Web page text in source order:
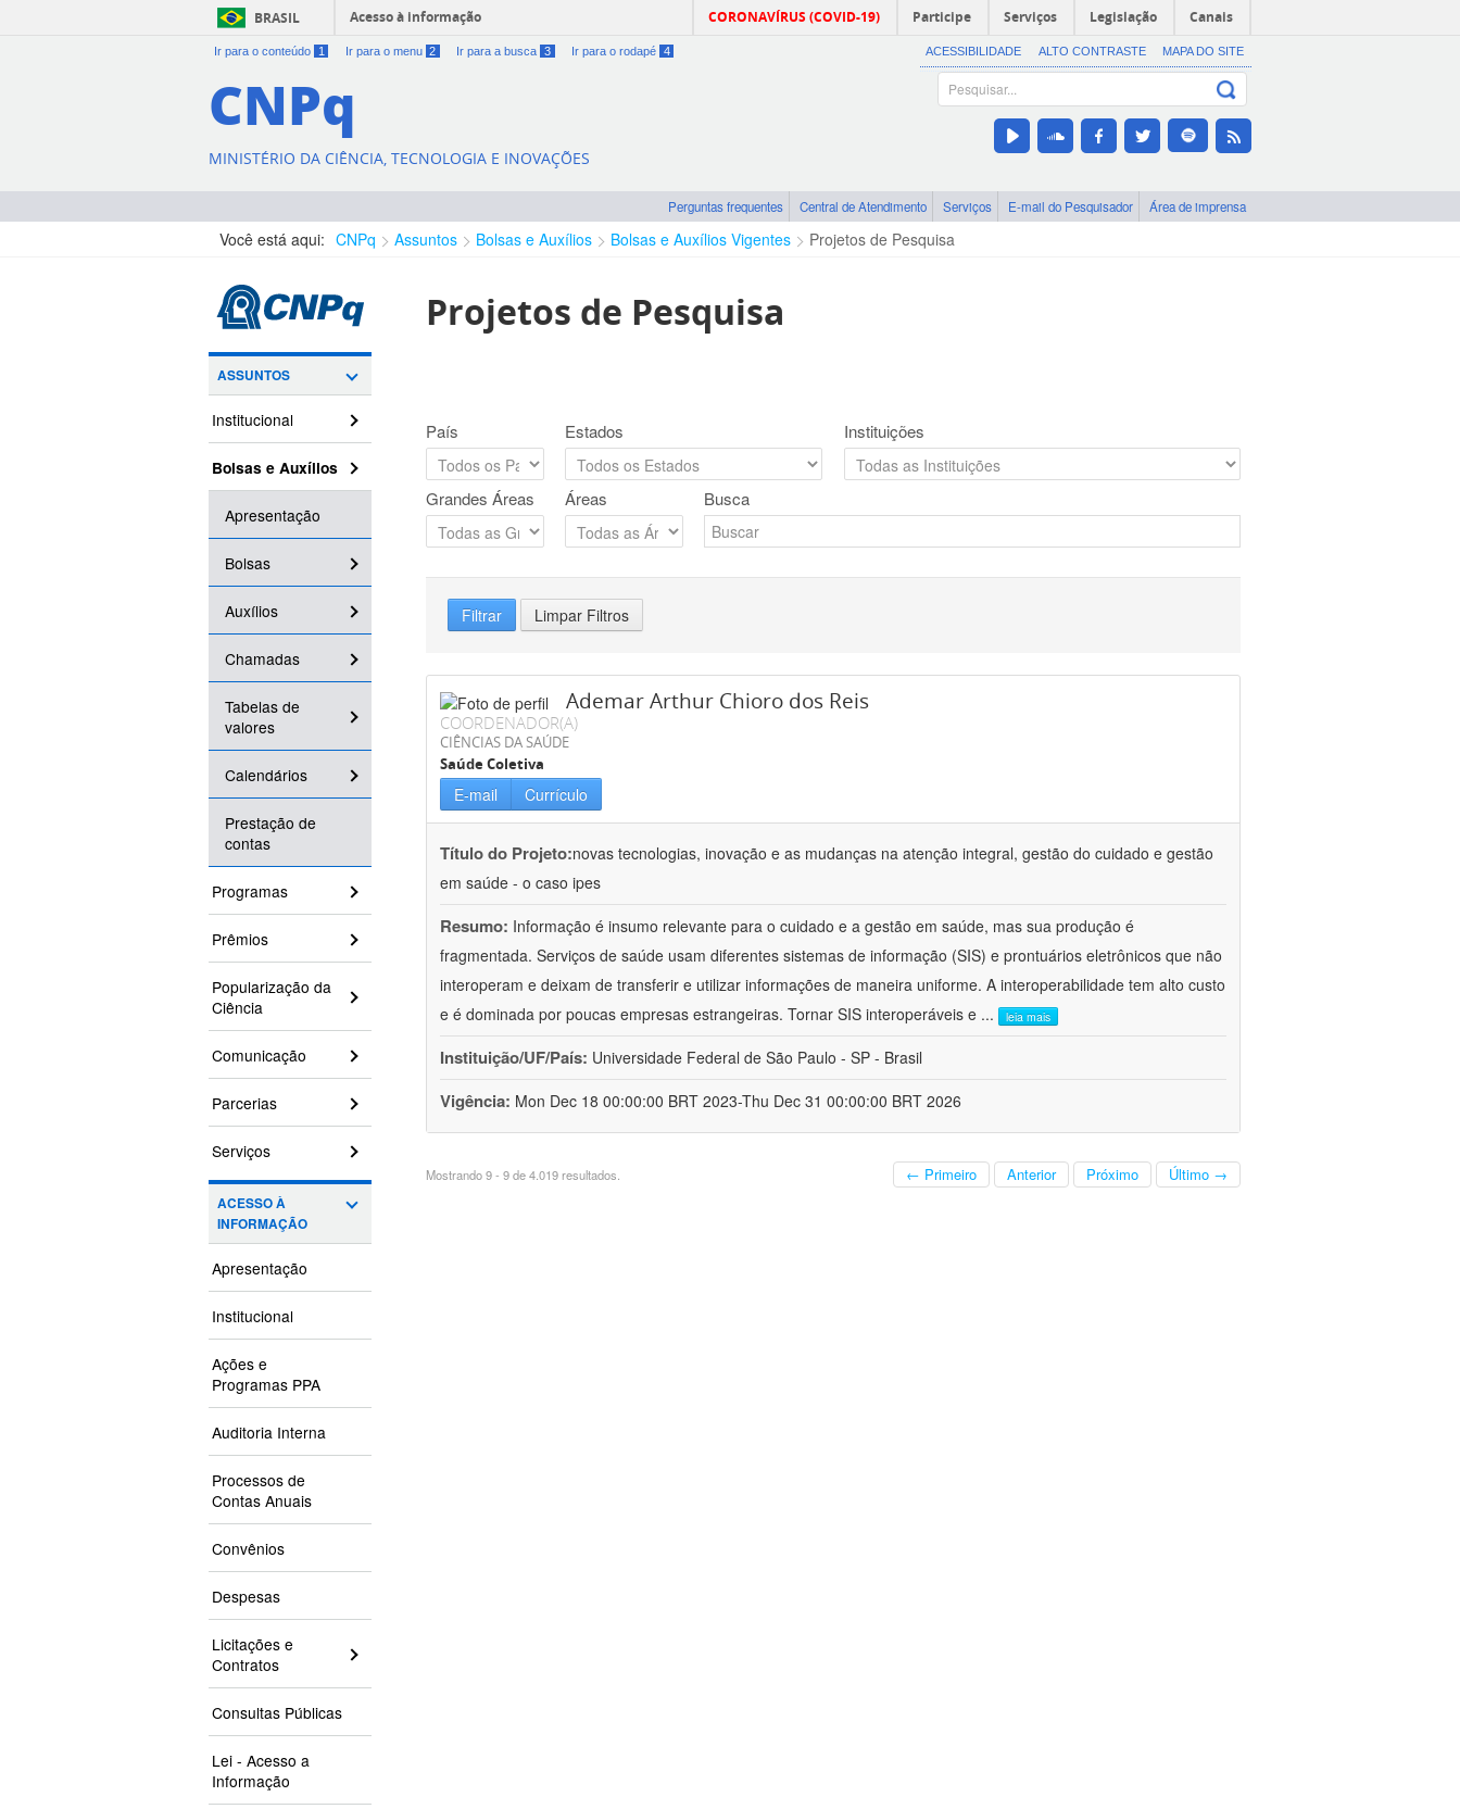
BRASIL Acesso à informação CORONAVÍRUS (COVID-19) Participe Serviços Legislação Canais
Ir para o conteúdo 1 Ir para o menu 2 Ir para a busca 3 Ir para o rodapé 4 ACESSIBILIDADE ALTO CONTRASTE MAPA DO SITE
CNPq
MINISTÉRIO DA CIÊNCIA, TECNOLOGIA E INOVAÇÕES
Perguntas frequentes Central de Atendimento Serviços E-mail do Pesquisador Área de imprensa
Você está aqui: CNPq Assuntos Bolsas e Auxílios Bolsas e Auxílios Vigentes Projetos de Pesquisa
ASSUNTOS
Institucional
Bolsas e Auxílios
Apresentação
Bolsas
Auxílios
Chamadas
Tabelas de
valores
Calendários
Prestação de
contas
Programas
Prêmios
Popularização da
Ciência
Comunicação
Parcerias
Serviços
ACESSO À
INFORMAÇÃO
Apresentação
Institucional
Ações e
Programas PPA
Auditoria Interna
Processos de
Contas Anuais
Convênios
Despesas
Licitações e
Contratos
Consultas Públicas
Lei - Acesso a
Informação
Projetos de Pesquisa
País Estados Instituições
Grandes Áreas Áreas Busca
Filtrar Limpar Filtros
Ademar Arthur Chioro dos Reis
COORDENADOR(A)
CIÊNCIAS DA SAÚDE
Saúde Coletiva
E-mail Currículo
Título do Projeto:novas tecnologias, inovação e as mudanças na atenção integral, gestão do cuidado e gestão
em saúde - o caso ipes
Resumo: Informação é insumo relevante para o cuidado e a gestão em saúde, mas sua produção é
fragmentada. Serviços de saúde usam diferentes sistemas de informação (SIS) e prontuários eletrônicos que não
interoperam e deixam de transferir e utilizar informações de maneira uniforme. A interoperabilidade tem alto custo
e é dominada por poucas empresas estrangeiras. Tornar SIS interoperáveis e ... leia mais
Instituição/UF/País: Universidade Federal de São Paulo - SP - Brasil
Vigência: Mon Dec 18 00:00:00 BRT 2023-Thu Dec 31 00:00:00 BRT 2026
Mostrando 9 - 9 de 4.019 resultados. ← Primeiro Anterior Próximo Último →